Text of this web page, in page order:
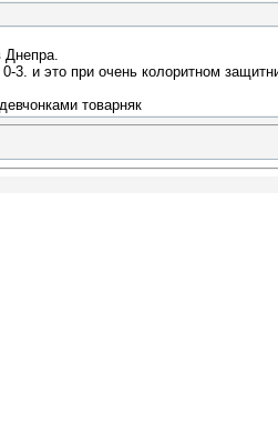
Днепра.
3. и это при очень колоритном
товарняк